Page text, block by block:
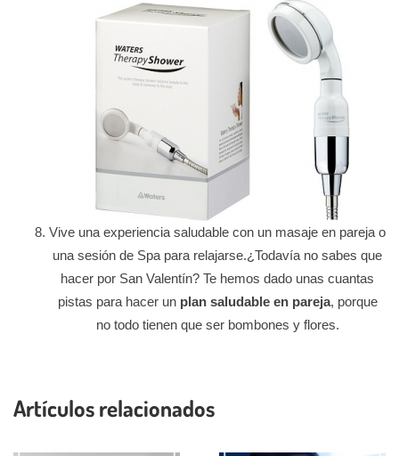
Vive una experiencia saludable con un masaje en pareja o
una sesión de Spa para relajarse.¿Todavía no sabes que
hacer por San Valentín? Te hemos dado unas cuantas
pistas para hacer unplan saludable en pareja, porque
no todo tienen que ser bombones y flores.
Artículos relacionados